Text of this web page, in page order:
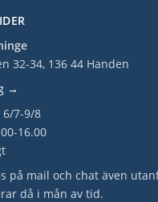
32-34, 136 44 Handen
→
7-9/8
16.00
på mail och chat även
då i mån av tid.